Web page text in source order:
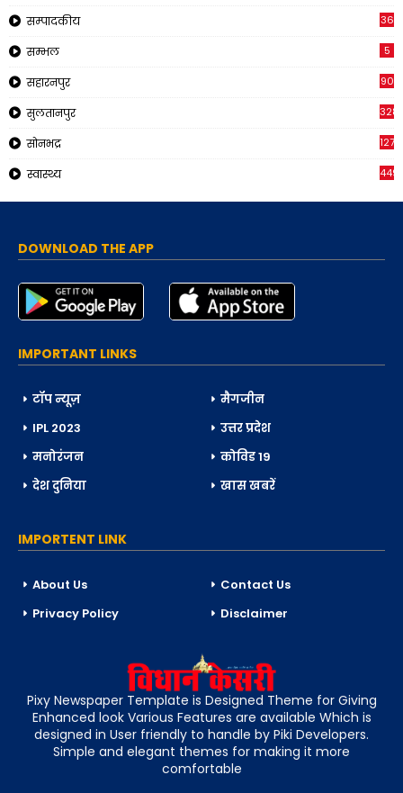
सम्पादकीय 36
सम्भल 5
सहारनपुर 90
सुलतानपुर 328
सोनभद्र 1270
स्वास्थ्य 449
DOWNLOAD THE APP
IMPORTANT LINKS
टॉप न्यूज़
मैगजीन
IPL 2023
उत्तर प्रदेश
मनोरंजन
कोविड 19
देश दुनिया
खास खबरें
IMPORTENT LINK
About Us
Contact Us
Privacy Policy
Disclaimer
Pixy Newspaper Template is Designed Theme for Giving
Enhanced look Various Features are available Which is
designed in User friendly to handle by Piki Developers.
Simple and elegant themes for making it more
comfortable